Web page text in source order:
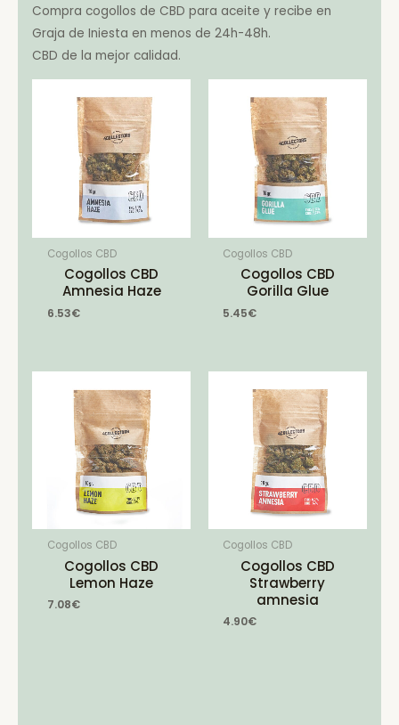
Compra cogollos de CBD para aceite y recibe en
Graja de Iniesta en menos de 24h-48h.
CBD de la mejor calidad.
Cogollos CBD
Cogollos CBD
Amnesia Haze
6.53€
Cogollos CBD
Cogollos CBD
Gorilla Glue
5.45€
Cogollos CBD
Cogollos CBD
Lemon Haze
7.08€
Cogollos CBD
Cogollos CBD
Strawberry
amnesia
4.90€